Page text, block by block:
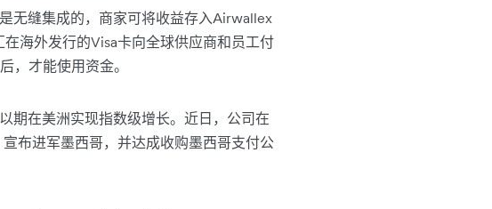
无缝集成的，商家可将收益存入Airwallex
海外发行的Visa卡向全球供应商和员工付
，才能使用资金。
期在美洲实现指数级增长。近日，公司在
布进军墨西哥，并达成收购墨西哥支付公